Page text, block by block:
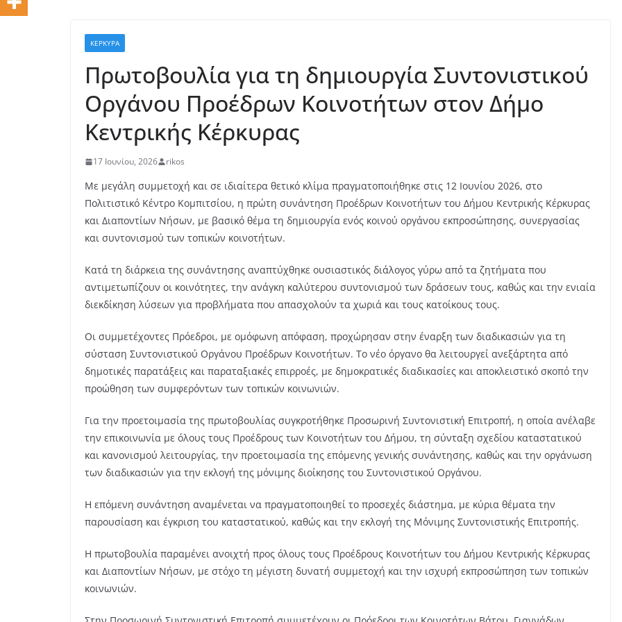
ΚΕΡΚΥΡΑ
Πρωτοβουλία για τη δημιουργία Συντονιστικού
Οργάνου Προέδρων Κοινοτήτων στον Δήμο
Κεντρικής Κέρκυρας
17 Ιουνίου, 2026 rikos
Με μεγάλη συμμετοχή και σε ιδιαίτερα θετικό κλίμα πραγματοποιήθηκε στις 12 Ιουνίου 2026, στο
Πολιτιστικό Κέντρο Κομπιτσίου, η πρώτη συνάντηση Προέδρων Κοινοτήτων του Δήμου Κεντρικής Κέρκυρας
και Διαποντίων Νήσων, με βασικό θέμα τη δημιουργία ενός κοινού οργάνου εκπροσώπησης, συνεργασίας
και συντονισμού των τοπικών κοινοτήτων.
Κατά τη διάρκεια της συνάντησης αναπτύχθηκε ουσιαστικός διάλογος γύρω από τα ζητήματα που
αντιμετωπίζουν οι κοινότητες, την ανάγκη καλύτερου συντονισμού των δράσεων τους, καθώς και την ενιαία
διεκδίκηση λύσεων για προβλήματα που απασχολούν τα χωριά και τους κατοίκους τους.
Οι συμμετέχοντες Πρόεδροι, με ομόφωνη απόφαση, προχώρησαν στην έναρξη των διαδικασιών για τη
σύσταση Συντονιστικού Οργάνου Προέδρων Κοινοτήτων. Το νέο όργανο θα λειτουργεί ανεξάρτητα από
δημοτικές παρατάξεις και παραταξιακές επιρροές, με δημοκρατικές διαδικασίες και αποκλειστικό σκοπό την
προώθηση των συμφερόντων των τοπικών κοινωνιών.
Για την προετοιμασία της πρωτοβουλίας συγκροτήθηκε Προσωρινή Συντονιστική Επιτροπή, η οποία ανέλαβε
την επικοινωνία με όλους τους Προέδρους των Κοινοτήτων του Δήμου, τη σύνταξη σχεδίου καταστατικού
και κανονισμού λειτουργίας, την προετοιμασία της επόμενης γενικής συνάντησης, καθώς και την οργάνωση
των διαδικασιών για την εκλογή της μόνιμης διοίκησης του Συντονιστικού Οργάνου.
Η επόμενη συνάντηση αναμένεται να πραγματοποιηθεί το προσεχές διάστημα, με κύρια θέματα την
παρουσίαση και έγκριση του καταστατικού, καθώς και την εκλογή της Μόνιμης Συντονιστικής Επιτροπής.
Η πρωτοβουλία παραμένει ανοιχτή προς όλους τους Προέδρους Κοινοτήτων του Δήμου Κεντρικής Κέρκυρας
και Διαποντίων Νήσων, με στόχο τη μέγιστη δυνατή συμμετοχή και την ισχυρή εκπροσώπηση των τοπικών
κοινωνιών.
Υψηλές θερμοκρασίες:
Οδηγίες από τον
ΕΔΟΕΑΠ
6 Αυγούστου, 2026 rikos
ΜΟΝΙΜΕΣ ΣΤΗΛΕΣ- ΠΑΡΑΠΟΛΙΤΙΚΑ
Ώρα για πολιτική
τοπική ΝΔ… Γράφει ο
Αντώνης Χαρίτος
6 Αυγούστου, 2026